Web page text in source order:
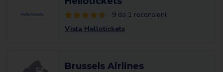
9 da 1 recensioni
Vista Hellotickets
Brussels Airlines